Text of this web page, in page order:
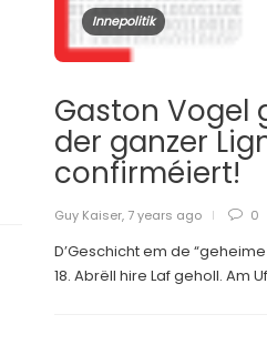
Innepolitik
Gaston Vogel
der ganzer
confirméiert!
Guy Kaiser, 7 years ago 0
D’Geschicht em de
18. Abrëll hire Laf geholl. Am